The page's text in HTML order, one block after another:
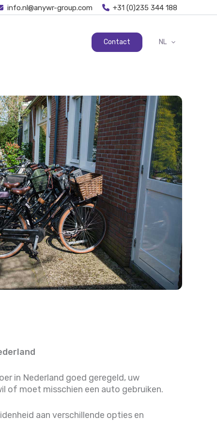
info.nl@anywr-group.com +31 (0)235 344 188
Contact NL
in Nederland goed geregeld, uw
of moet misschien een auto gebruiken.
aan verschillende opties en